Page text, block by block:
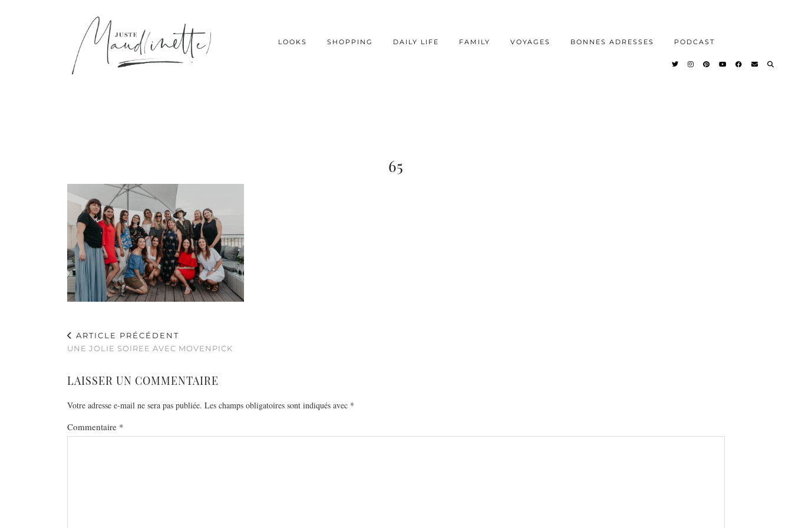
LOOKS SHOPPING DAILY LIFE FAMILY VOYAGES BONNES ADRESSES PODCAST
65
ARTICLE PRÉCÉDENT
UNE JOLIE SOIREE AVEC MOVENPICK
LAISSER UN COMMENTAIRE
Votre adresse e-mail ne sera pas publiée. Les champs obligatoires sont indiqués avec *
Commentaire *